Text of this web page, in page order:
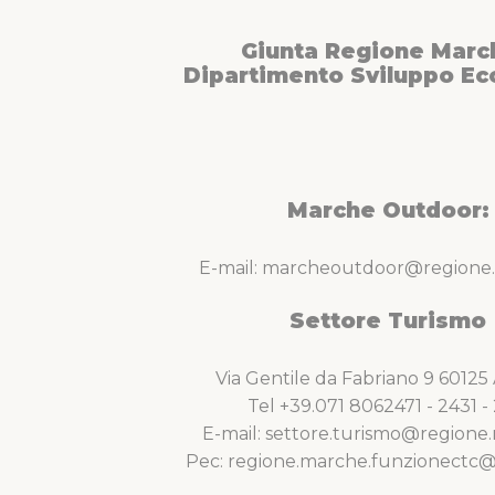
Giunta Regione
Dipartimento Sviluppo
Marche Outdoor:
E-mail:
Settore Turismo
Via Gentile da Fabriano 9 60125
Tel +39.071 8062471 - 2431 -
E-mail:
Pec: